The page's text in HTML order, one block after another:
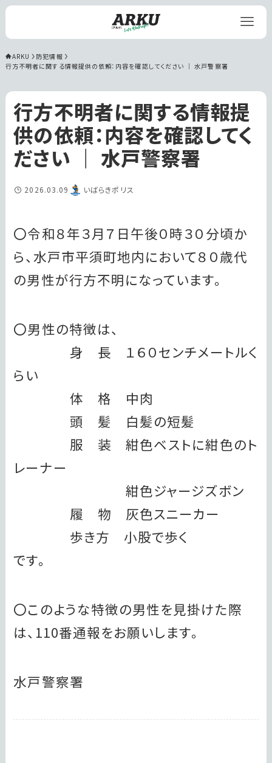
ARKU
防犯情報
行方不明者に関する情報提供の依頼：内容を確認してください ｜ 水戸警察署
行方不明者に関する情報提
供の依頼：内容を確認してく
ださい ｜ 水戸警察署
2026.03.09 いばらきポリス
〇令和８年３月７日午後０時３０分頃か
ら、水戸市平須町地内において８０歳代
の男性が行方不明になっています。
〇男性の特徴は、
身 長 １６０センチメートルく
らい
体 格 中肉
頭 髪 白髪の短髪
服 装 紺色ベストに紺色のト
レーナー
紺色ジャージズボン
履 物 灰色スニーカー
歩き方 小股で歩く
です。
〇このような特徴の男性を見掛けた際
は、110番通報をお願いします。
水戸警察署